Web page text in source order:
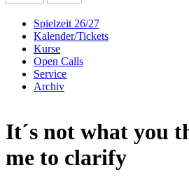
Spielzeit 26/27
Kalender/Tickets
Kurse
Open Calls
Service
Archiv
It´s not what you
me to clarify